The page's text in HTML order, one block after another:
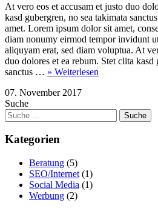
At vero eos et accusam et justo duo
kasd gubergren, no sea takimata
amet. Lorem ipsum dolor sit amet,
diam nonumy eirmod tempor invidunt
aliquyam erat, sed diam voluptua. At
duo dolores et ea rebum. Stet clita kasd
sanctus … » Weiterlesen
07. November 2017
Suche
Kategorien
Beratung (5)
SEO/Internet (1)
Social Media (1)
Werbung (2)